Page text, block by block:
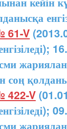
61-V
соң
422-V